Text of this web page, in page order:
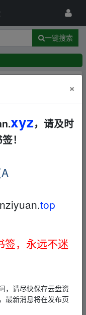
一键搜索
动作 枪战
犯罪
[5.3G]
他 夸克
×
xyz，请及时
！
top
签，永远不迷
，请尽快保存云盘资
最新消息将在发布页